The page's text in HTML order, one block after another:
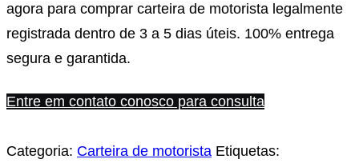
agora para comprar carteira de motorista legalmente
registrada dentro de 3 a 5 dias úteis. 100% entrega
segura e garantida.
Entre em contato conosco para consulta
Categoria: Carteira de motorista Etiquetas: